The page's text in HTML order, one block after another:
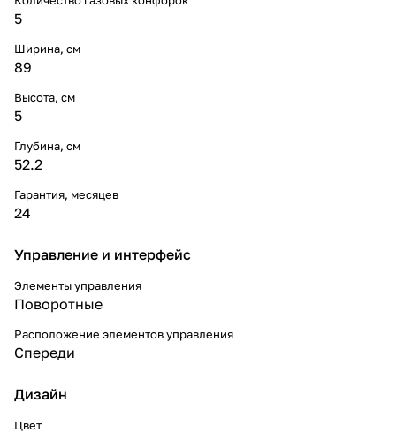
5
Ширина, см
89
Высота, см
5
Глубина, см
52.2
Гарантия, месяцев
24
Управление и интерфейс
Элементы управления
Поворотные
Расположение элементов управления
Спереди
Дизайн
Цвет